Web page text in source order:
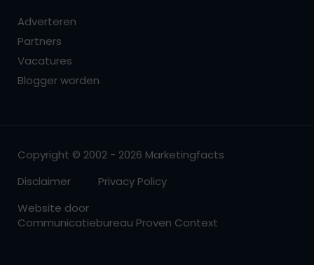
Adverteren
Partners
Vacatures
Blogger worden
Copyright © 2002 - 2026 Marketingfacts
Disclaimer
Privacy Policy
Website door
Communicatiebureau Proven Context